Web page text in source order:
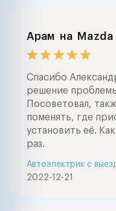
Арам на Mazda
Спасибо
решение
Посоветовал,
поменять, где
установить её.
раз.
2022-12-21
Автоэлектрик с